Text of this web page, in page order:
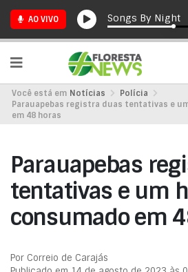
AO VIVO Songs By Night
Você está em Notícias
Polícia
Parauapebas registra duas tentativas e
em 48 horas
Parauapebas
tentativas e um
consumado em
Por Correio de Carajás